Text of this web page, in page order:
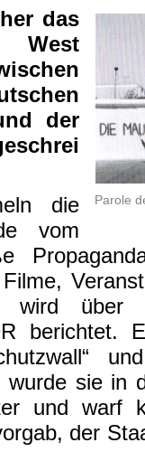
Parole
das
der
die
vom
wird über
berichtet.
wurde sie in
und warf
der